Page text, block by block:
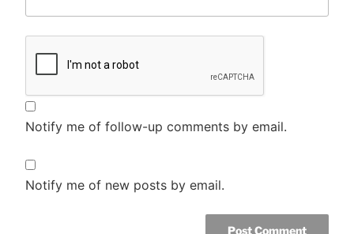
Notify me of follow-up comments by email.
Notify me of new posts by email.